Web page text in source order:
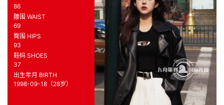
86
腰围 WAIST
69
臀围 HIPS
93
鞋码 SHOES
37
出生年月 BIRTH
1998-09-18（28岁）